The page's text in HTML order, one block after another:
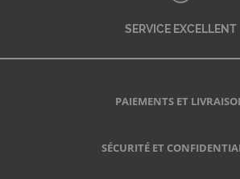
SERVICE EXCELLENT
PAIEMENTS ET
SÉCURITÉ ET